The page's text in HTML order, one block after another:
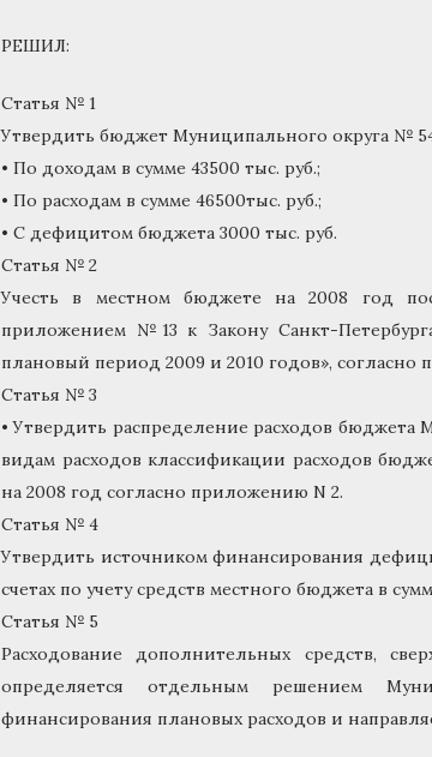
РЕШИЛ:
Статья № 1
Утвердить бюджет Муниципального округа №
• По доходам в сумме 43500 тыс. руб.;
• По расходам в сумме 46500тыс. руб.;
• С дефицитом бюджета 3000 тыс. руб.
Статья № 2
Учесть в местном бюджете на 2008 год
приложением №13 к Закону Санкт-
плановый период 2009 и 2010 годов»,
Статья № 3
• Утвердить распределение расходов
видам расходов классификации расходов
на 2008 год согласно приложению N 2.
Статья № 4
Утвердить источником финансирования
счетах по учету средств местного бюджета в
Статья № 5
Расходование дополнительных средств,
определяется отдельным решением
финансирования плановых расходов и